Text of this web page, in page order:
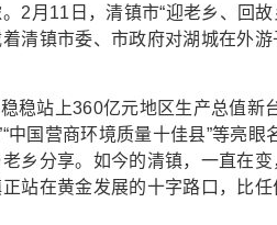
月11日，清镇市“迎老乡、回故
清镇市委、市政府对湖城在外
站上360亿元地区生产总值新
中国营商环境质量十佳县”等亮
乡分享。如今的清镇，一直在
站在黄金发展的十字路口，比任